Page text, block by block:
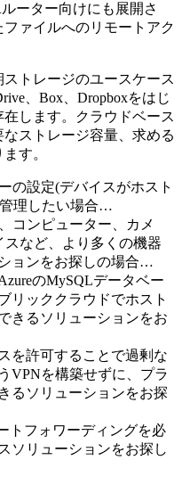
ーター向けにも展開さ
ァイルへのリモートアク
トレージのユースケース
、Box、Dropboxをはじ
します。クラウドベース
ストレージ容量、求める
す。
の設定(デバイスがホスト
理したい場合…
コンピューター、カメ
スなど、より多くの機器
ョンをお探しの場合…
のMySQLデータベー
リッククラウドでホスト
きるソリューションをお
を許可することで過剰な
VPNを構築せずに、プラ
るソリューションをお探
トフォワーディングを必
ソリューションをお探し